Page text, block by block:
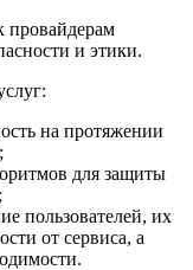
провайдерам
и этики.
на протяжении
для защиты
пользователей, их
от сервиса, а